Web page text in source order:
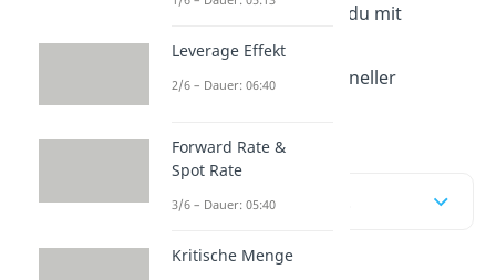
unserem
, weil du mit
unseren Bildern die
Zusammenhänge schneller
Inhaltsübersicht
Leverage Effekt
2/6 – Dauer: 06:40
Forward Rate &
Spot Rate
3/6 – Dauer: 05:40
Kritische Menge